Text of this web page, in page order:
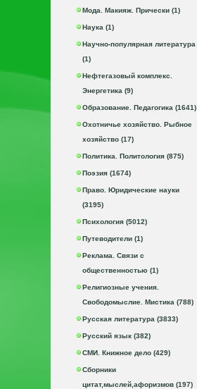
Мода. Макияж. Прически (1)
Наука (1)
Научно-популярная литература
(1)
Нефтегазовый комплекс.
Энергетика (9)
Образование. Педагогика (1641)
Охотничье хозяйство. Рыбное
хозяйство (17)
Политика. Политология (875)
Поэзия (1674)
Право. Юридические науки
(3195)
Психология (5012)
Путеводители (1)
Реклама. Связи с
общественностью (1)
Религиозные учения.
Свободомыслие. Мистика (788)
Русская литература (3833)
Русский язык (382)
СМИ. Книжное дело (429)
Сборники
цитат,мыслей,афоризмов (197)